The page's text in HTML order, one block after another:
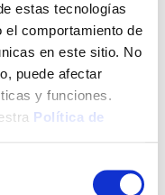
estas tecnologías
el comportamiento de
en este sitio. No
puede afectar
y funciones.
Política de